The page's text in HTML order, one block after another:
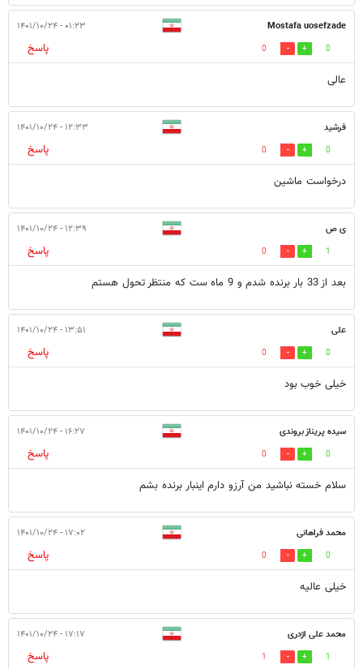
Mostafa uosefzade ۰۱:۲۳ - ۱۴۰۱/۱۰/۲۴
0
0
پاسخ
عالی
فرشید ۱۲:۳۳ - ۱۴۰۱/۱۰/۲۴
0
0
پاسخ
درخواست ماشین
ی ص ۱۲:۳۹ - ۱۴۰۱/۱۰/۲۴
1
0
پاسخ
بعد از 33 بار برنده شدم و 9 ماه ست که منتظر تحول هستم
علی ۱۳:۵۱ - ۱۴۰۱/۱۰/۲۴
0
0
پاسخ
خیلی خوب بود
سیده پریناز بروندی ۱۶:۲۷ - ۱۴۰۱/۱۰/۲۴
0
0
پاسخ
سلام خسته نباشید من آرزو دارم اینبار برنده بشم
محمد فراهانی ۱۷:۰۲ - ۱۴۰۱/۱۰/۲۴
0
0
پاسخ
خیلی عالیه
محمد علی اژدری ۱۷:۱۷ - ۱۴۰۱/۱۰/۲۴
1
1
پاسخ